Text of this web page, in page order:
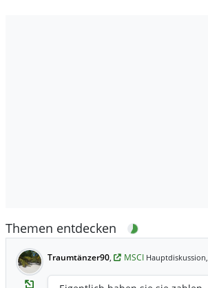
Themen entdecken
Traumtänzer90, MSCI Hauptdiskussion,